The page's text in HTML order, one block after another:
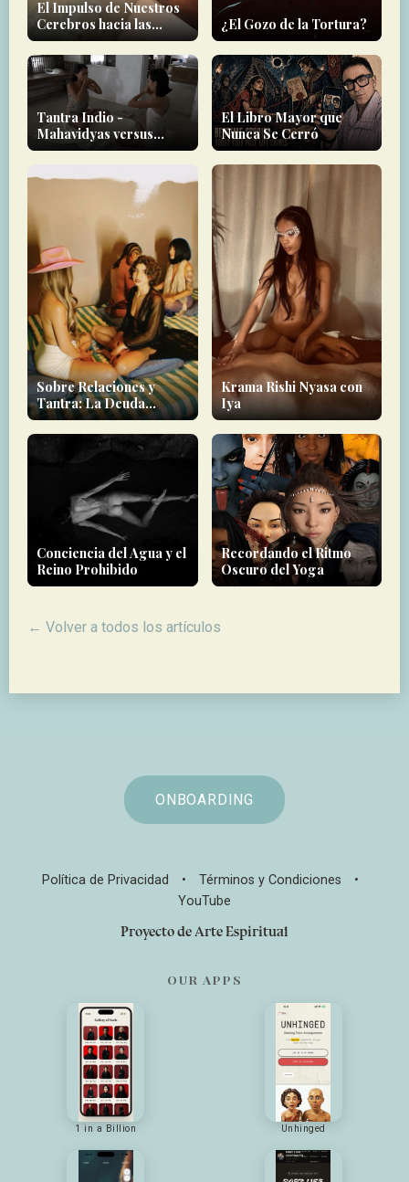
El Impulso de Nuestros
Cerebros hacia las
Experiencias Místicas
¿El Gozo de la Tortura?
Tantra Indio -
Mahavidyas versus
Nityas
El Libro Mayor que
Nunca Se Cerró
Sobre Relaciones y
Tantra: La Deuda
Energética que Cargas
Krama Rishi Nyasa con
Iya
Conciencia del Agua y el
Reino Prohibido
Recordando el Ritmo
Oscuro del Yoga
← Volver a todos los artículos
ONBOARDING
Política de Privacidad • Términos y Condiciones
•
YouTube
Proyecto de Arte Espiritual
OUR APPS
1 in a Billion Unhinged